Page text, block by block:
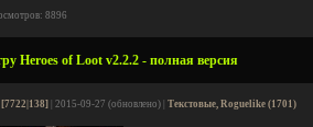
8896
Heroes of Loot v2.2.2 - полная версия
| 2015-09-27 (обновлено) | Текстовые, Roguelike (1701)